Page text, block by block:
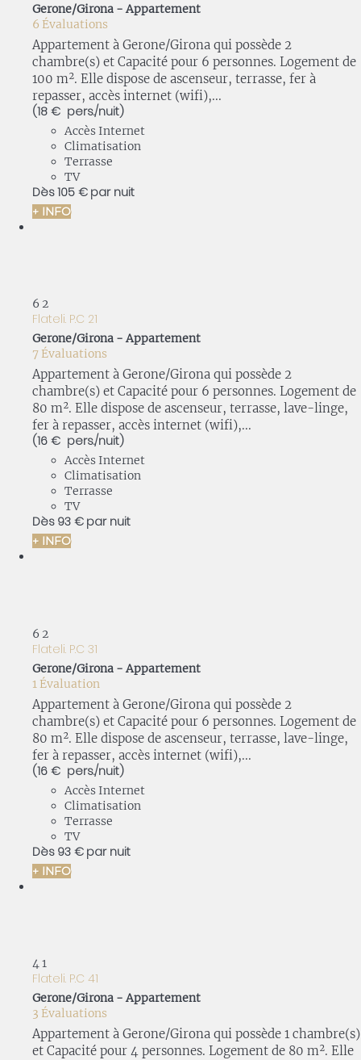
Gerone/Girona -Appartement
6 Évaluations
Appartement à Gerone/Girona qui possède 2
chambre(s) et Capacité pour 6 personnes. Logement de
100 m². Elle dispose de ascenseur, terrasse, fer à
repasser, accès internet (wifi),...
(18 € pers./nuit)
Accès Internet
Climatisation
Terrasse
TV
Dès105 € par nuit
+ INFO
6 2
Flateli. P.C 21
Gerone/Girona -Appartement
7 Évaluations
Appartement à Gerone/Girona qui possède 2
chambre(s) et Capacité pour 6 personnes. Logement de
80 m². Elle dispose de ascenseur, terrasse, lave-linge,
fer à repasser, accès internet (wifi),...
(16 € pers./nuit)
Accès Internet
Climatisation
Terrasse
TV
Dès 93 € par nuit
+ INFO
6 2
Flateli. P.C 31
Gerone/Girona -Appartement
1 Évaluation
Appartement à Gerone/Girona qui possède 2
chambre(s) et Capacité pour 6 personnes. Logement de
80 m². Elle dispose de ascenseur, terrasse, lave-linge,
fer à repasser, accès internet (wifi),...
(16 € pers./nuit)
Accès Internet
Climatisation
Terrasse
TV
Dès 93 € par nuit
+ INFO
41
Flateli. P.C 41
Gerone/Girona -Appartement
3 Évaluations
Appartement à Gerone/Girona qui possède 1 chambre(s)
et Capacité pour 4 personnes. Logement de 80 m². Elle